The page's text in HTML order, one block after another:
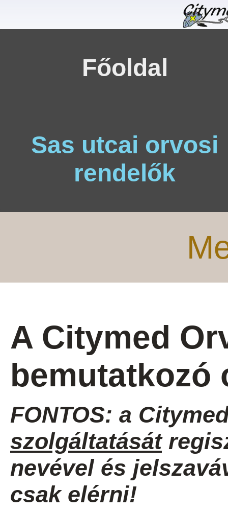
Főoldal
Sas utcai orvosi
rendelők
A Citymed
bemutatkozó
FONTOS: a
szolgáltatását
nevével és
csak elérni!